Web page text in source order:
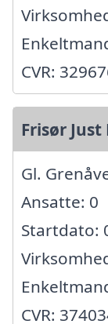
CVR:
Frisør
Gl.
Ansatte: 0
Startdato:
CVR: